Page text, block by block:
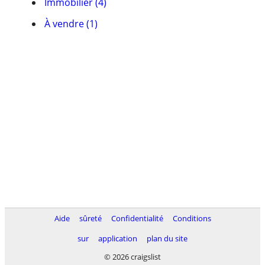
À vendre (1)
Aide sûreté Confidentialité
Conditions
sur
application
plan du site
© 2026 craigslist